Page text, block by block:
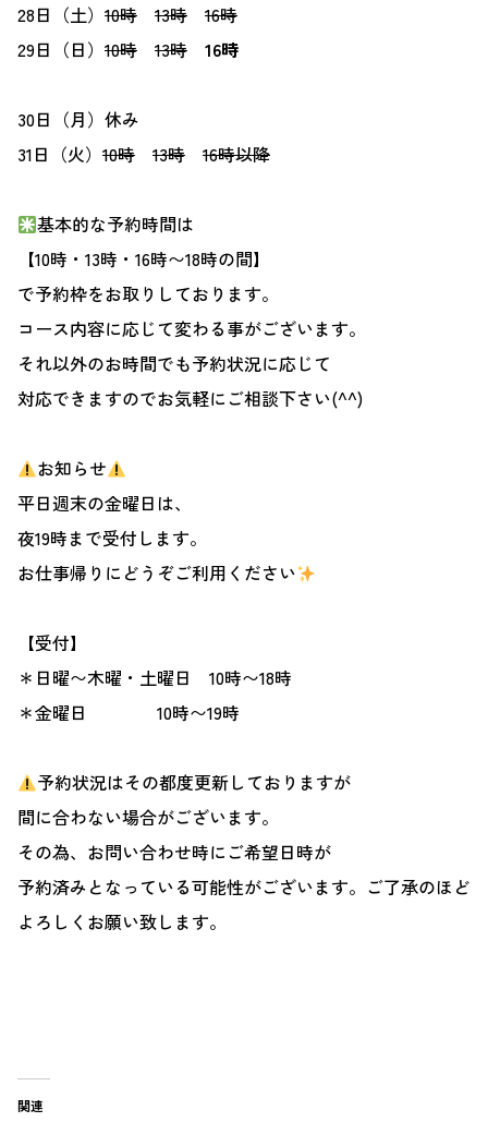
28日（土） 10時 13時
16時
29日（日） 10時 13時 16時
30日（月）休み
31日（火） 10時 13時 16時以降
基本的な予約時間は
【10時・13時・16時〜18時の間】
で予約枠をお取りしております。
コース内容に応じて変わる事がございます。
それ以外のお時間でも予約状況に応じて
対応できますのでお気軽にご相談下さい(^^)
お知らせ
平日週末の金曜日は、
夜19時まで受付します。
お仕事帰りにどうぞご利用ください
【受付】
＊日曜〜木曜・土曜日 10時〜18時
＊金曜日 10時〜19時
予約状況はその都度更新しておりますが
間に合わない場合がございます。
その為、お問い合わせ時にご希望日時が
予約済みとなっている可能性がございます。ご了承のほど
よろしくお願い致します。
関連